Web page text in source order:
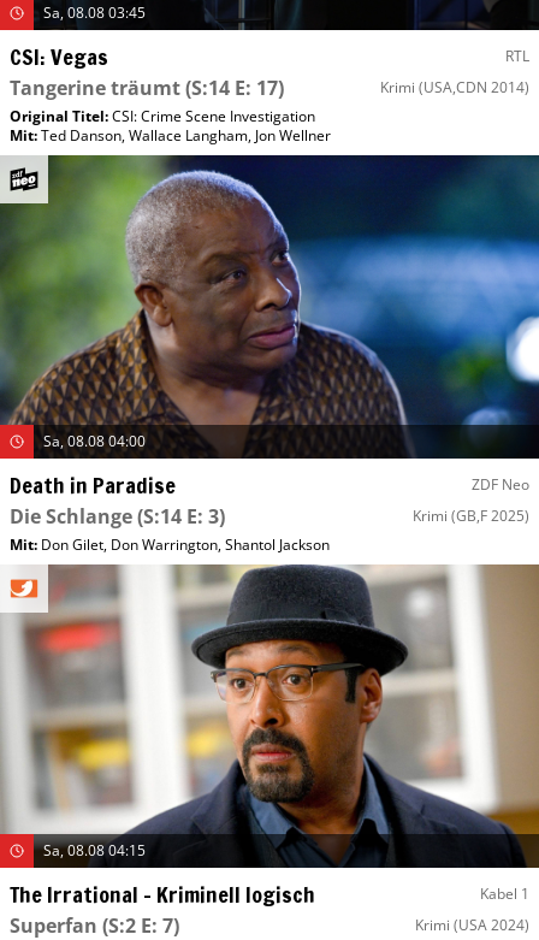
Sa, 08.08 03:45
CSI: Vegas RTL
Tangerine träumt(S:14 E: 17) Krimi (USA,CDN 2014)
Original Titel:CSI: Crime Scene Investigation
Mit:Ted Danson,Wallace Langham, Jon Wellner
Sa, 08.08 04:00
Death in Paradise ZDF Neo
Die Schlange(S:14 E: 3) Krimi (GB,F 2025)
Mit: Don Gilet, Don Warrington,Shantol Jackson
Sa, 08.08 04:15
The Irrational – Kriminell logisch Kabel 1
Superfan (S:2 E: 7) Krimi (USA 2024)